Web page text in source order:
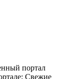
портал
Свежие